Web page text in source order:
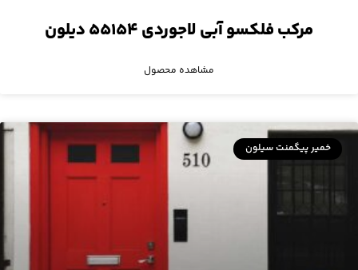
مرکب فلکسو آبی لاجوردی ۵۵۱۵۴ دیلون
مشاهده محصول
خمیر پیگمنت سیلون